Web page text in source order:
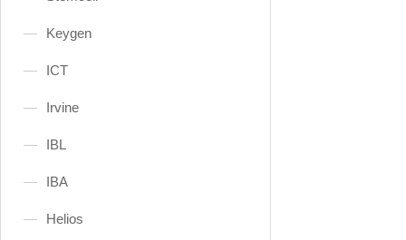
Keygen
ICT
Irvine
IBL
IBA
Helios